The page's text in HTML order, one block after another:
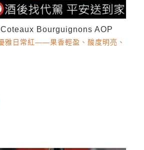
Bourguignons AOP
雅日常紅——果香輕盈、酸度明亮、